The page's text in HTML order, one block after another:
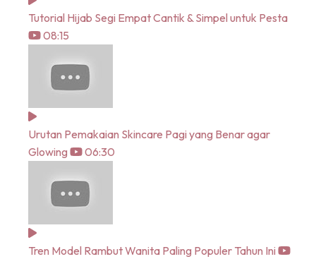
Tutorial Hijab Segi Empat Cantik & Simpel untuk Pesta
08:15
Urutan Pemakaian Skincare Pagi yang Benar agar
Glowing
06:30
Tren Model Rambut Wanita Paling Populer Tahun Ini